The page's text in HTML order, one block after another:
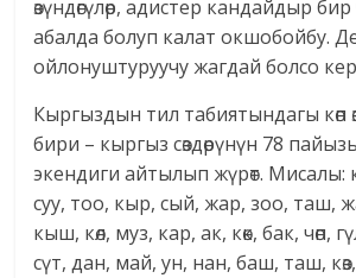
өзүндөгүлөр, адистер кандайдыр
абалда болуп калат окшобойбу.
ойлонуштуруучу жагдай болсо
Кыргыздын тил табиятындагы көп
бири – кыргыз сөздөрүнүн 78
экендиги айтылып жүрөт. Мисалы:
суу, тоо, кыр, сый, жар, зоо, таш,
кыш, көл, муз, кар, ак, көк, бак, чөп,
сүт, дан, май, ун, нан, баш, таш,